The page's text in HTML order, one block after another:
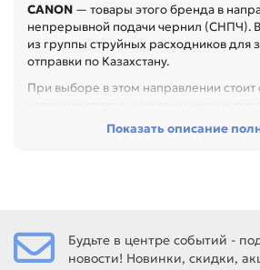
CANON — товары этого бренда в
непрерывной подачи чернил (СНПЧ).
из группы струйных расходников для
отправки по Казахстану.
При выборе в этом направлении стоит
Перед покупкой проверьте тип
Среди товаров этого направления
для CANON photo R310 / 210 / 1290 /
Показать описание
Будьте в центре событий -
новости! Новинки, скидки,